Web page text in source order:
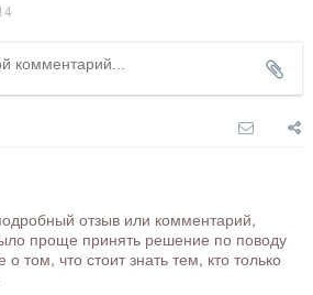
отзыв или комментарий,
проще принять решение по поводу
том, что стоит знать тем, кто только